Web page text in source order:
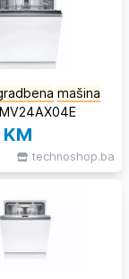
mašina
KM
technoshop.ba